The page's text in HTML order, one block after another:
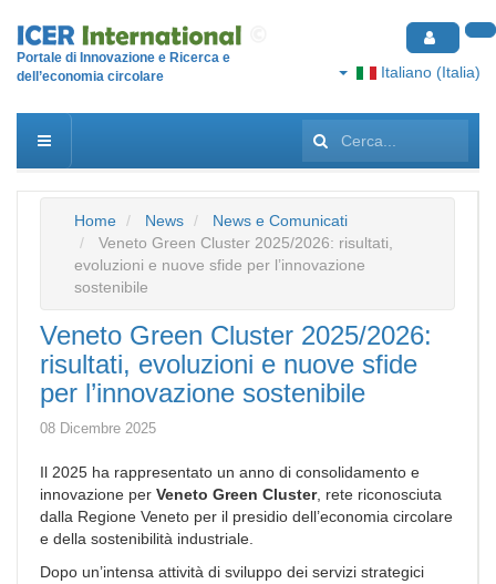
Portale di Innovazione e Ricerca e
dell’economia circolare
Italiano (Italia)
Cerca...
Home News
News e Comunicati
Veneto Green Cluster 2025/2026: risultati,
evoluzioni e nuove sfide per l’innovazione
sostenibile
Veneto Green Cluster 2025/2026:
risultati, evoluzioni e nuove sfide
per l’innovazione sostenibile
08 Dicembre 2025
Il 2025 ha rappresentato un anno di consolidamento e
innovazione per Veneto Green Cluster, rete riconosciuta
dalla Regione Veneto per il presidio dell’economia circolare
e della sostenibilità industriale.
Dopo un’intensa attività di sviluppo dei servizi strategici